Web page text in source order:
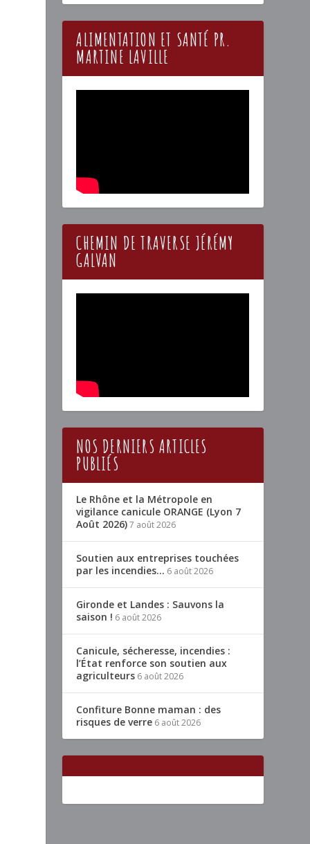
ALIMENTATION ET SANTÉ PR.
MARTINE LAVILLE
CHEMIN DE TRAVERSE JÉRÉMY
GALVAN
NOS DERNIERS ARTICLES
PUBLIÉS
Le Rhône et la Métropole en
vigilance canicule ORANGE (Lyon 7
Août 2026)7 août 2026
Soutien aux entreprises touchées
par les incendies… 6 août 2026
Gironde et Landes : Sauvons la
saison ! 6 août 2026
Canicule, sécheresse, incendies :
l’État renforce son soutien aux
agriculteurs 6 août 2026
Confiture Bonne maman : des
risques de verre 6 août 2026